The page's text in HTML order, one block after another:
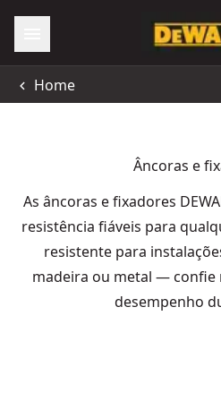
Home
Âncoras e
As âncoras e fixadores
resistência fiáveis para
resistente para
madeira ou metal — confie
desempenho